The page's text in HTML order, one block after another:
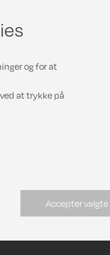
og for at
at trykke på
Accepter valgte